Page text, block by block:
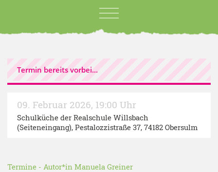
Termin bereits vorbei...
09. Februar 2026, 19:00 Uhr
Schulküche der Realschule Willsbach
(Seiteneingang), Pestalozzistraße 37, 74182 Obersulm
Termine - Autor*in Manuela Greiner